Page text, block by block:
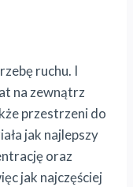
ruchu. I
na zewnątrz
przestrzeni do
jak najlepszy
oraz
jak najczęściej